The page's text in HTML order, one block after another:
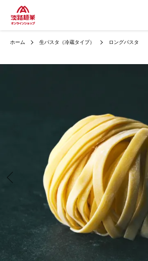
ホーム 生パスタ（冷蔵タイプ） ロングパスタ